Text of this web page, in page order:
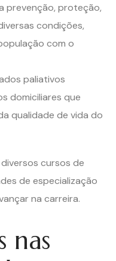
prevenção, proteção,
condições,
com o
paliativos
domiciliares que
qualidade de vida do
cursos de
de especialização
na carreira.
nas